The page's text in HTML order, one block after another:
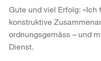
Gute und viel Erfolg:
konstruktive
ordnungsgemäss – und
Dienst.